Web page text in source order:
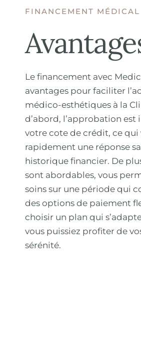
FINANCEMENT MÉDICAL
Le financement avec
avantages pour faciliter
médico-esthétiques à la
d’abord, l’approbation est
votre cote de crédit, ce
rapidement une réponse
historique financier. De
sont abordables, vous
soins sur une période qui
des options de paiement
choisir un plan qui
vous puissiez profiter de
sérénité.